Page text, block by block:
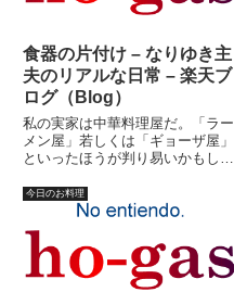
食器の片付け – なりゆき主
夫のリアルな日常 – 楽天ブ
ログ（Blog）
私の実家は中華料理屋だ。「ラー
メン屋」若しくは「ギョーザ屋」
といったほうが判り易いかもしれ
ないが、基本的に料理は苦手では
ない。子供の頃手伝いをしていた
こともあって、皿洗いは得意だ。
しかし、通常の家のキッチンに
は...
今日のお料理